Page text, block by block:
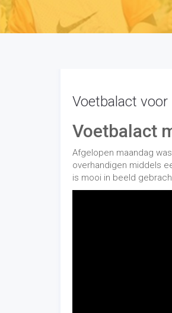
Voetbalact
Voetbalact
Afgelopen maandag
overhandigen middels
is mooi in beeld